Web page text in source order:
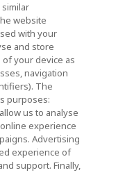
会社（グルー
式会社 ホーム
website
with your
and store
your device as
navigation
The
purposes:
us to analyse
experience
Advertising
experience of
support. Finally,